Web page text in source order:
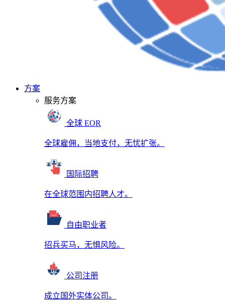
方案
服务方案
全球 EOR
全球雇佣，当地支付，无忧扩张。
国际招聘
在全球范围内招聘人才。
自由职业者
招兵买马，无惧风险。
公司注册
成立国外实体公司。